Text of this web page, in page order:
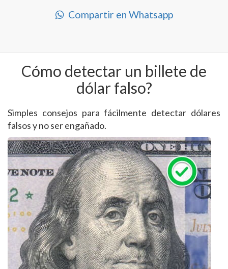
Compartir en Whatsapp
Cómo detectar un billete de
dólar falso?
Simples consejos para fácilmente detectar dólares
falsos y no ser engañado.